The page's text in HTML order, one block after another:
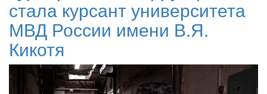
стала курсант университета
МВД России имени В.Я.
Кикотя